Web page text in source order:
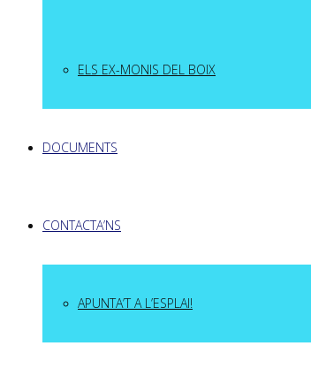
ELS EX-MONIS DEL BOIX
DOCUMENTS
CONTACTA’NS
APUNTA’T A L’ESPLAI!